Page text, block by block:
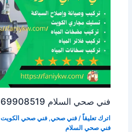
فني صحي السلام 69908519
اترك تعليقاً /فني صحي,فني صحي الكويت
فني صحي السلام